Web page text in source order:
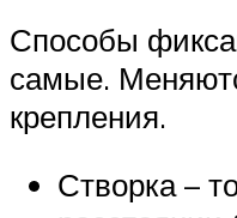
Способы
самые.
крепления.
Створка –